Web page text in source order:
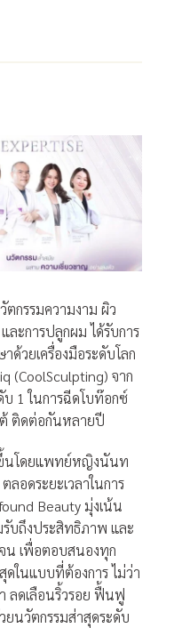
กรรมความงาม ผิว
ละการปลูกผม ได้รับการ
ด้วยเครื่องมือระดับโลก
(CoolSculpting) จาก
1 ในการฉีดโบท๊อกซ์
ต้ ติดต่อกันหลายปี
ขึ้นโดยแพทย์หญิงนันท
อดระยะเวลาในการ
Beauty มุ่งเน้น
บถึงประสิทธิภาพ และ
น เพื่อตอบสนองทุก
ในแบบที่ต้องการ ไม่ว่า
ลดเลือนริ้วรอย ฟื้นฟู
ยนวัตกรรมส่าสุดระดับ